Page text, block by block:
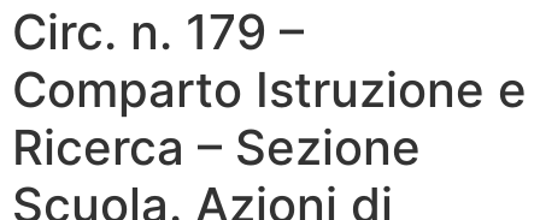
Circ. n. 179 –
Comparto Istruzione e
Ricerca – Sezione
Scuola. Azioni di